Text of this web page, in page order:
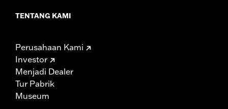
TENTANG KAMI
Perusahaan Kami
Investor
Menjadi Dealer
Tur Pabrik
Museum